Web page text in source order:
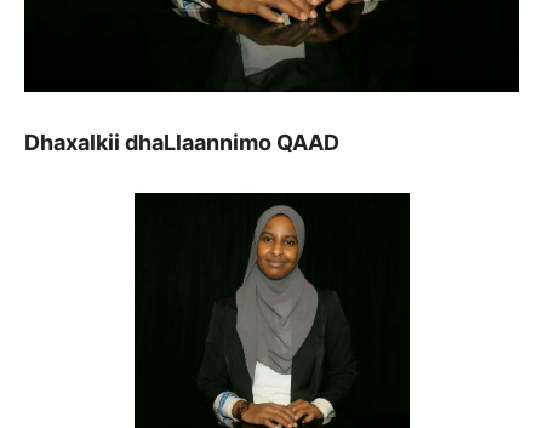
Dhaxalkii dhaLlaannimo QAAD